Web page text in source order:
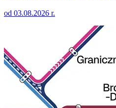
od 03.08.2026 r.